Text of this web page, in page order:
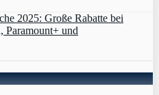
2025: Große Rabatte bei
und